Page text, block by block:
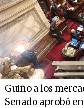
Guiño a los
Senado aprobó